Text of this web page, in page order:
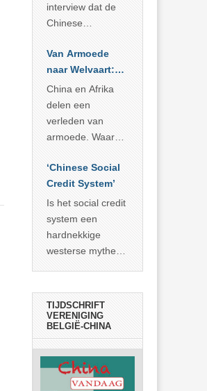
interview dat de
Chinese
Sociale
Wetenschappen
afnam van de
Britse
marxistische
econoom Michael
zien dat
… >> lees meer
Van Armoede
naar Welvaart:
Wat Afrika kan
leren van
China’s
economisch
China en Afrika
delen een
verleden van
armoede. Waar
voorbije veertig
jaar in slaagde
meer dan 800
miljoen mensen
uit de armoede
… >> lees meer
‘Chinese Social
Credit System’
Is het social credit
system een
hardnekkige
westerse mythe of
TIJDSCHRIFT
VERENIGING
BELGIË-CHINA